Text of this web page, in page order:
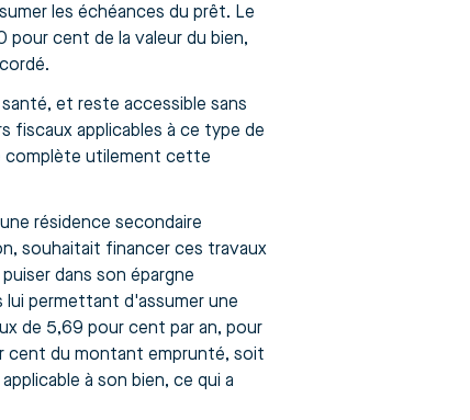
les échéances du prêt. Le
cent de la valeur du bien,
et reste accessible sans
fiscaux applicables à ce type de
complète utilement cette
résidence secondaire
souhaitait financer ces travaux
dans son épargne
permettant d'assumer une
de 5,69 pour cent par an, pour
cent du montant emprunté, soit
à son bien, ce qui a